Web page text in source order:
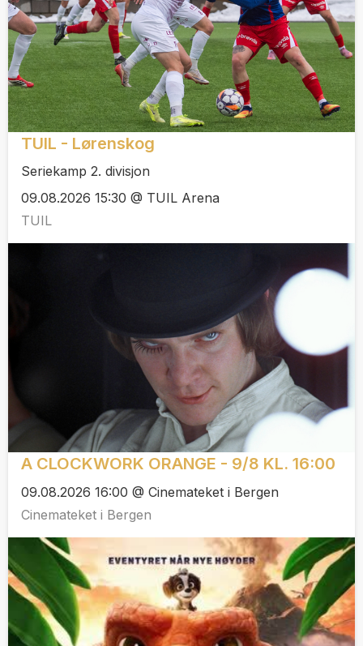
TUIL - Lørenskog
Seriekamp 2. divisjon
09.08.2026 15:30 @ TUIL Arena
TUIL
A CLOCKWORK ORANGE - 9/8 KL. 16:00
09.08.2026 16:00 @ Cinemateket i Bergen
Cinemateket i Bergen